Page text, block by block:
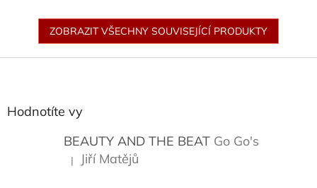
rozmanité...
ZOBRAZIT VŠECHNY SOUVISEJÍCÍ PRODUKTY
Hodnotíte vy
BEAUTY AND THE BEAT Go Go's
Hodnocení produktu je 5 z 5 hvězdiček.
| Jiří Matějů